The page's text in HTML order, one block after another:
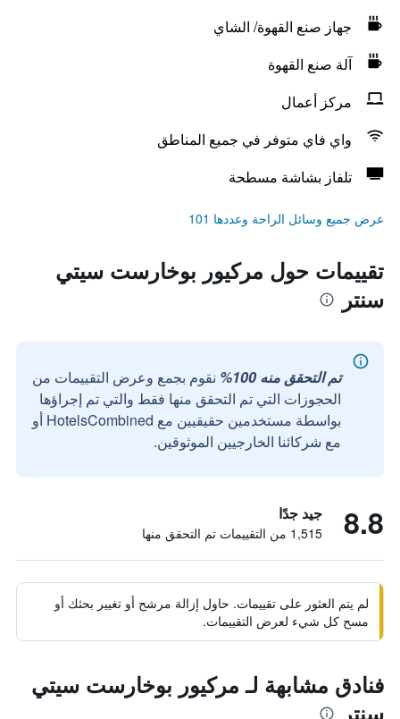
جهاز صنع القهوة/ الشاي
آلة صنع القهوة
مركز أعمال
واي فاي متوفر في جميع المناطق
تلفاز بشاشة مسطحة
عرض جميع وسائل الراحة وعددها 101
تقييمات حول مركيور بوخارست سيتي
سنتر
تم التحقق منه 100%
نقوم بجمع وعرض التقييمات من
الحجوزات التي تم التحقق منها فقط والتي تم إجراؤها
بواسطة مستخدمين حقيقيين مع HotelsCombined أو
مع شركائنا الخارجيين الموثوقين.
8.8 جيد جدًا
1,515 من التقييمات تم التحقق منها
لم يتم العثور على تقييمات. حاول إزالة مرشح أو تغيير بحثك أو
مسح كل شيء لعرض التقييمات.
فنادق مشابهة لـ مركيور بوخارست سيتي
سنتر